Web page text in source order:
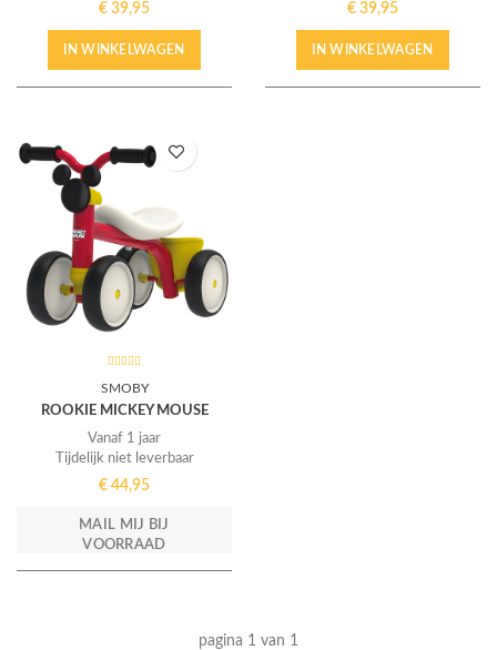
€ 39,95
IN WINKELWAGEN
€ 39,95
IN WINKELWAGEN
SMOBY
ROOKIE MICKEY MOUSE
Vanaf 1 jaar
Tijdelijk niet leverbaar
€ 44,95
MAIL MIJ BIJ
VOORRAAD
pagina 1 van 1